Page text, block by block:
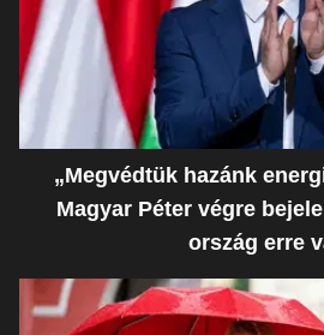
„Megvédtük hazánk
Magyar Péter végre
ország erre